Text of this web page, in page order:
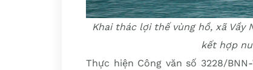
Khai thác lợi thế vùng hồ, xã Vầy
kết hợp
Thực hiện Công văn số 3228/